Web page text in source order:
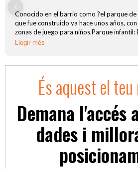
Conocido en el barrio como ?el parque
que fue construido ya hace unos años,
zonas de juego para niños.Parque infantil:
columpiosAseos: No hay aseos dentro ni
Llegir més
Previous
És aquest el
Demana l'accés
dades i